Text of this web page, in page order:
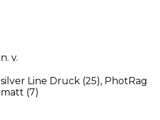
n. v.
silver Line Druck (25), PhotRag
matt (7)